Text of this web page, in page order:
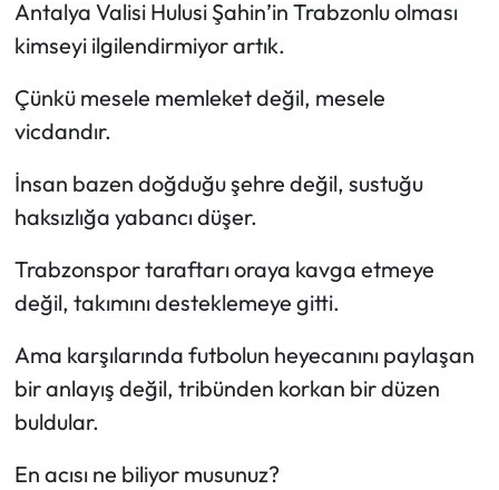
Antalya Valisi Hulusi Şahin’in Trabzonlu olması
kimseyi ilgilendirmiyor artık.
Çünkü mesele memleket değil, mesele
vicdandır.
İnsan bazen doğduğu şehre değil, sustuğu
haksızlığa yabancı düşer.
Trabzonspor taraftarı oraya kavga etmeye
değil, takımını desteklemeye gitti.
Ama karşılarında futbolun heyecanını paylaşan
bir anlayış değil, tribünden korkan bir düzen
buldular.
En acısı ne biliyor musunuz?